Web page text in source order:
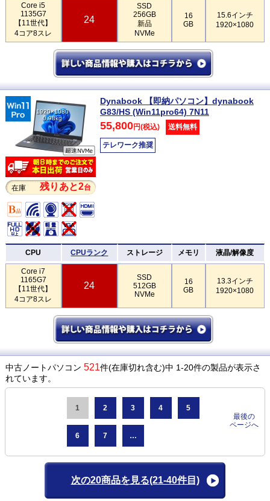
Core i5
1135G7
【11世代】
4コア8スレ
24
SSD
256GB
新品
NVMe
16
GB
15.6インチ
1920×1080
1920×1080
0.98kg
在庫 残りあと2台
Dynabook 【即納パソコン】dynabook
G83/HS (Win11pro64) 7N11
55,800円(税込) 送料無料
テレワーク推奨
CPU CPUランク ストレージ メモリ 液晶/解像度
Core i7
1165G7
【11世代】
4コア8スレ
24
SSD
512GB
NVMe
16
GB
13.3インチ
1920×1080
中古ノートパソコン 521件(在庫切れ含む)中 1-20件の製品が表示さ
れています。
1 2 3 4 5
6 7 …
最後の
ページへ
次の20商品を見る(21-40件目)